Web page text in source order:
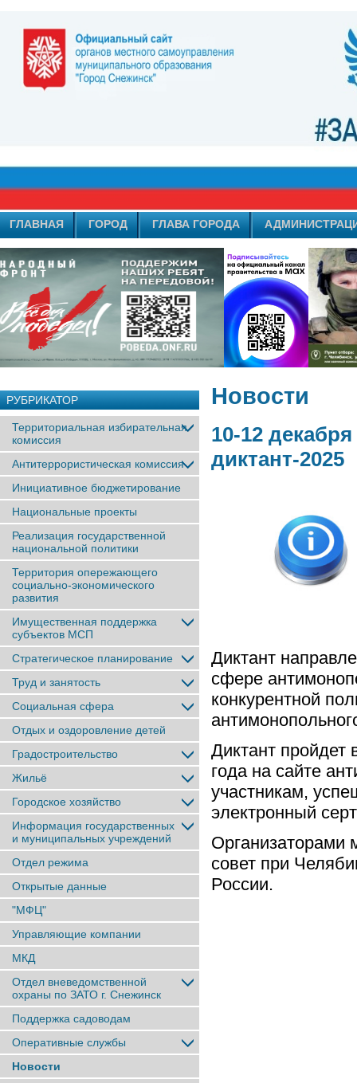
ГЛАВНАЯ ГОРОД ГЛАВА ГОРОДА
РУБРИКАТОР
Территориальная избирательная
комиссия
Антитеррористическая комиссия
Инициативное бюджетирование
Национальные проекты
Реализация государственной
национальной политики
Территория опережающего
социально-экономического
развития
Имущественная поддержка
субъектов МСП
Стратегическое планирование
Труд и занятость
Социальная сфера
Отдых и оздоровление детей
Градостроительство
Жильё
Городское хозяйство
Информация государственных
и муниципальных учреждений
Отдел режима
Открытые данные
"МФЦ"
Управляющие компании
МКД
Отдел вневедомственной
охраны по ЗАТО г. Снежинск
Поддержка садоводам
Оперативные службы
Новости
Новости
10-12
диктант-2025
Диктант
сфере
конкурентной
Диктант пройдет
года на сайте
участникам,
электронный
Организаторами
совет при
России.